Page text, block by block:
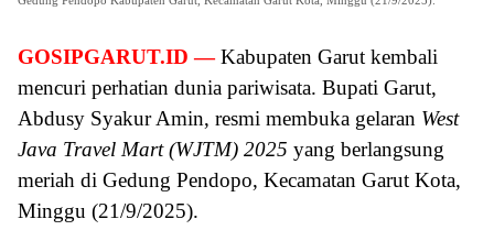
GOSIPGARUT.ID — Kabupaten Garut kembali
mencuri perhatian dunia pariwisata. Bupati Garut,
Abdusy Syakur Amin, resmi membuka gelaran West
Java Travel Mart (WJTM) 2025 yang berlangsung
meriah di Gedung Pendopo, Kecamatan Garut Kota,
Minggu (21/9/2025).